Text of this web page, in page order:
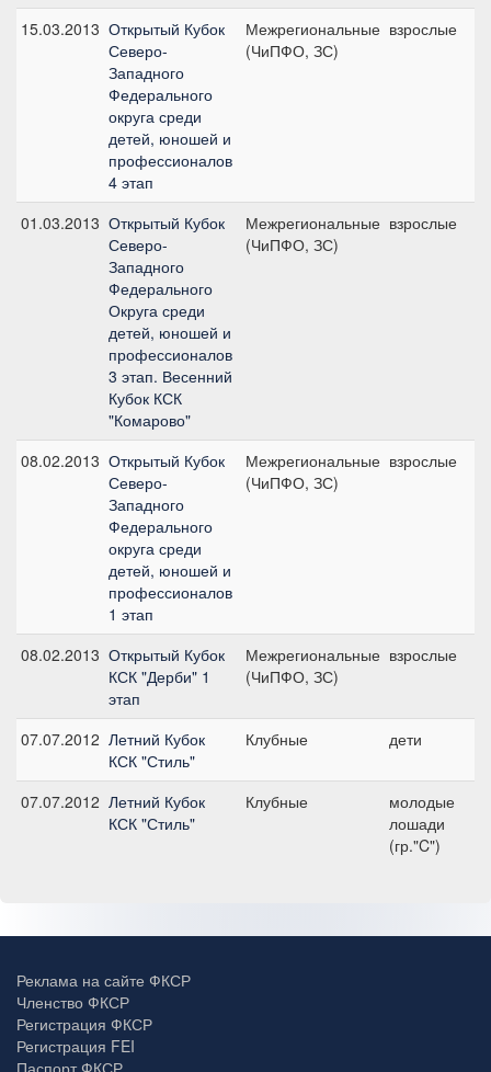
15.03.2013 Открытый Кубок
Северо-
Западного
Федерального
округа среди
детей, юношей и
профессионалов
4 этап
Межрегиональные
(ЧиПФО, ЗС)
взрослые
01.03.2013 Открытый Кубок
Северо-
Западного
Федерального
Округа среди
детей, юношей и
профессионалов
3 этап. Весенний
Кубок КСК
"Комарово"
Межрегиональные
(ЧиПФО, ЗС)
взрослые
08.02.2013 Открытый Кубок
Северо-
Западного
Федерального
округа среди
детей, юношей и
профессионалов
1 этап
Межрегиональные
(ЧиПФО, ЗС)
взрослые
08.02.2013 Открытый Кубок
КСК "Дерби" 1
этап
Межрегиональные
(ЧиПФО, ЗС)
взрослые
07.07.2012 Летний Кубок
КСК "Стиль"
Клубные дети
07.07.2012 Летний Кубок
КСК "Стиль"
Клубные
молодые
лошади
(гр."C")
Реклама на сайте ФКСР
Членство ФКСР
Регистрация ФКСР
Регистрация FEI
Паспорт ФКСР